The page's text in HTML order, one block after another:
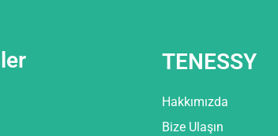
TENESSY
Hakkımızda
Bize Ulaşın